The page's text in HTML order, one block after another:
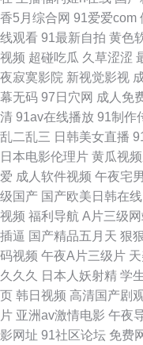
久日 福利网av 伊人久久艹
app导航 国产精品久久91 黄
av天堂 AV无吗在线 精品久
久五月 91操网 91巨炮 A级
91NAV 91白丝白虎萝莉 91
久免费观看 欧美日韩大陆成
精品 亚洲人人插 91激情双
少妇流水 蜜臀91
香5月综合网 91爱爱com
线观看 91最新自拍 黄色
视频 超碰吃瓜 久草涩涩
夜寂寞影院 新视觉影视
幕无码 97日穴网 成人免
清 91av在线播放 91制作
乱二乱三 日韩美女直播
日本电影伦理片 黄瓜视频
爱 成人软件视频 午夜宅
级国产 国产欧美日韩在线
视频 福利导航 A片三级
插逼 国产精品五月天 狠
码视频 午夜A片三级片
久久久
日本人妖射精 学
页 韩日视频 高清国产剧
片 亚洲av激情电影 午夜
影网址 91社区论坛 免费